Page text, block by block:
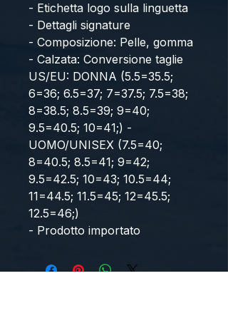
- Etichetta logo sulla linguetta
- Dettagli signature
- Composizione: Pelle, gomma
- Calzata: Conversione taglie
US/EU: DONNA (5.5=35.5;
6=36; 6.5=37; 7=37.5; 7.5=38;
8=38.5; 8.5=39; 9=40;
9.5=40.5; 10=41;) -
UOMO/UNISEX (7.5=40;
8=40.5; 8.5=41; 9=42;
9.5=42.5; 10=43; 10.5=44;
11=44.5; 11.5=45; 12=45.5;
12.5=46;)
- Prodotto importato